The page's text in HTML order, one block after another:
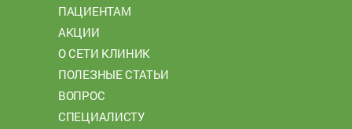
ПАЦИЕНТАМ
АКЦИИ
О СЕТИ КЛИНИК
ПОЛЕЗНЫЕ СТАТЬИ
ВОПРОС
СПЕЦИАЛИСТУ